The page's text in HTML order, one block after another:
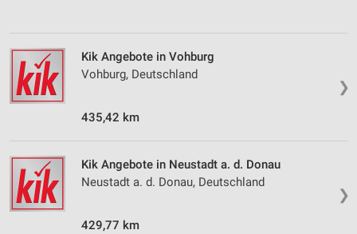
❯
Kik Angebote in Vohburg
Vohburg, Deutschland
435,42 km
❯
Kik Angebote in Neustadt a. d. Donau
Neustadt a. d. Donau, Deutschland
429,77 km
Entwicklung und Verbesserung der Angebote
Verwendung reduzierter Daten zur Auswahl von
Verwendung genauer Standortdaten
Geräte anhand von aktiv angeforderten
Informationen identifizieren